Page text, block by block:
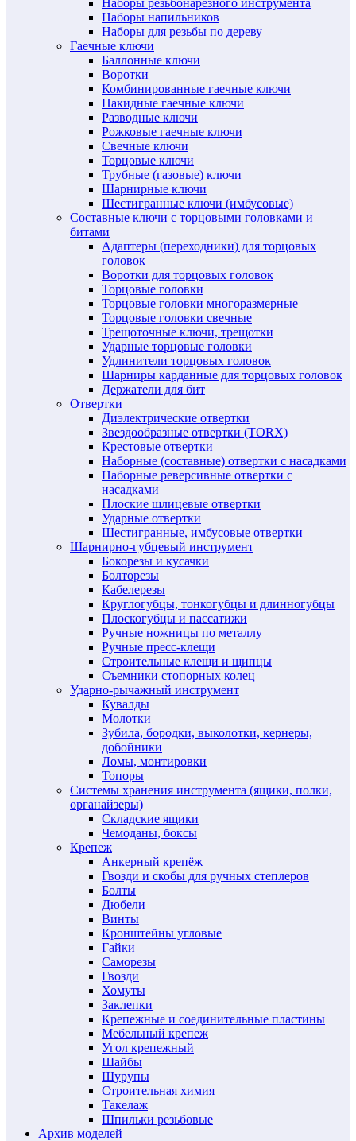
Наборы резьбонарезного инструмента
Наборы напильников
Наборы для резьбы по дереву
Гаечные ключи
Баллонные ключи
Воротки
Комбинированные гаечные ключи
Накидные гаечные ключи
Разводные ключи
Рожковые гаечные ключи
Свечные ключи
Торцовые ключи
Трубные (газовые) ключи
Шарнирные ключи
Шестигранные ключи (имбусовые)
Составные ключи с торцовыми головками и
битами
Адаптеры (переходники) для торцовых
головок
Воротки для торцовых головок
Торцовые головки
Торцовые головки многоразмерные
Торцовые головки свечные
Трещоточные ключи, трещотки
Ударные торцовые головки
Удлинители торцовых головок
Шарниры карданные для торцовых головок
Держатели для бит
Отвертки
Диэлектрические отвертки
Звездообразные отвертки (TORX)
Крестовые отвертки
Наборные (составные) отвертки с насадками
Наборные реверсивные отвертки с
насадками
Плоские шлицевые отвертки
Ударные отвертки
Шестигранные, имбусовые отвертки
Шарнирно-губцевый инструмент
Бокорезы и кусачки
Болторезы
Кабелерезы
Круглогубцы, тонкогубцы и длинногубцы
Плоскогубцы и пассатижи
Ручные ножницы по металлу
Ручные пресс-клещи
Строительные клещи и щипцы
Съемники стопорных колец
Ударно-рычажный инструмент
Кувалды
Молотки
Зубила, бородки, выколотки, кернеры,
добойники
Ломы, монтировки
Топоры
Системы хранения инструмента (ящики, полки,
органайзеры)
Складские ящики
Чемоданы, боксы
Крепеж
Анкерный крепёж
Гвозди и скобы для ручных степлеров
Болты
Дюбели
Винты
Кронштейны угловые
Гайки
Саморезы
Гвозди
Хомуты
Заклепки
Крепежные и соединительные пластины
Мебельный крепеж
Угол крепежный
Шайбы
Шурупы
Строительная химия
Такелаж
Шпильки резьбовые
Архив моделей